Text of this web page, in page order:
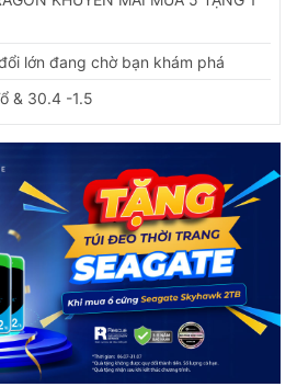
lớn đang chờ bạn khám phá
& 30.4 -1.5